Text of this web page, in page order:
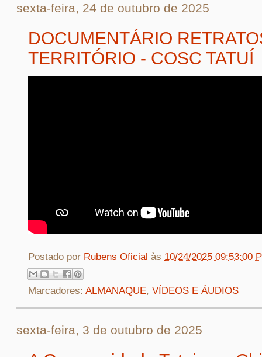
sexta-feira, 24 de outubro de 2025
DOCUMENTÁRIO
TERRITÓRIO - COSC TATUÍ
Postado por Rubens Oficial às 10/24/2025 09:53:00
Marcadores: ALMANAQUE, VÍDEOS E ÁUDIOS
sexta-feira, 3 de outubro de 2025